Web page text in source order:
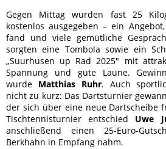
Gegen Mittag wurden fast 25
kostenlos ausgegeben – ein
fand und viele gemütliche
sorgten eine Tombola sowie ein
„Suurhusen up Rad 2025" mit
Spannung und gute Laune.
wurde Matthias Ruhr. Auch
nicht zu kurz: Das Dartsturnier gewann
der sich über eine neue Dartscheibe
Tischtennisturnier entschied Uwe
anschließend einen 25-Euro-
Berkhahn in Empfang nahm.